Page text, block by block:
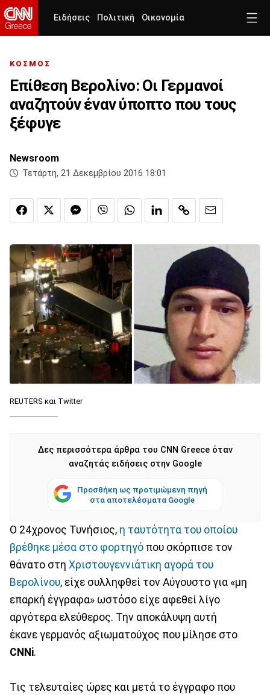
Ειδήσεις Πολιτική Οικονομία
ΚΟΣΜΟΣ
Επίθεση Βερολίνο: Οι Γερμανοί
αναζητούν έναν ύποπτο που τους
ξέφυγε
Newsroom
Τετάρτη, 21 Δεκεμβρίου 2016 18:01
REUTERS και Twitter
Δες περισσότερα άρθρα του CNN Greece όταν
αναζητάς ειδήσεις στην Google
Προσθήκη ως προτιμώμενη πηγή
στα αποτελέσματα Google
Ο 24χρονος Τυνήσιος, η ταυτότητα του οποίου
βρέθηκε μέσα στο φoρτηγό που σκόρπισε τον
θάνατο στη Χριστουγεννιάτικη αγορά του
Βερολίνου, είχε συλληφθεί τον Αύγουστο για «μη
επαρκή έγγραφα» ωστόσο είχε αφεθεί λίγο
αργότερα ελεύθερος. Την αποκάλυψη αυτή
έκανε γερμανός αξιωματούχος που μίλησε στο
CNNi.
Τις τελευταίες ώρες και μετά το έγγραφο που